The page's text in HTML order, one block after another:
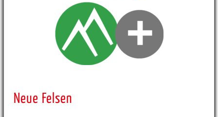
Neue Felsen